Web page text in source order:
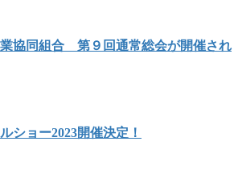
協同組合 第９回通常総会が開催され
ショー2023開催決定！